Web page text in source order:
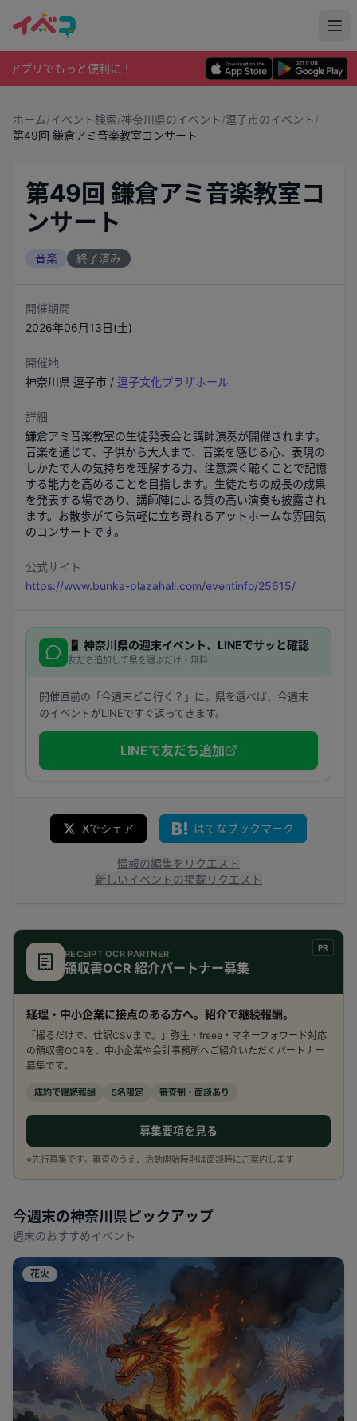
アプリでもっと便利に！
ホーム/イベント検索/神奈川県のイベント/逗子市のイベント/
第49回 鎌倉アミ音楽教室コンサート
第49回 鎌倉アミ音楽教室コ
ンサート
音楽 終了済み
開催期間
2026年06月13日(土)
開催地
神奈川県 逗子市 / 逗子文化プラザホール
詳細
鎌倉アミ音楽教室の生徒発表会と講師演奏が開催されます。
音楽を通じて、子供から大人まで、音楽を感じる心、表現の
しかたで人の気持ちを理解する力、注意深く聴くことで記憶
する能力を高めることを目指します。生徒たちの成長の成果
を発表する場であり、講師陣による質の高い演奏も披露され
ます。お散歩がてら気軽に立ち寄れるアットホームな雰囲気
のコンサートです。
公式サイト
https://www.bunka-plazahall.com/eventinfo/25615/
📱 神奈川県の週末イベント、LINEでサッと確認
友だち追加して県を選ぶだけ・無料
開催直前の「今週末どこ行く？」に。県を選べば、今週末
のイベントがLINEですぐ返ってきます。
LINEで友だち追加
Xでシェア はてなブックマーク
情報の編集をリクエスト
新しいイベントの掲載リクエスト
PR
RECEIPT OCR PARTNER
領収書OCR 紹介パートナー募集
経理・中小企業に接点のある方へ。紹介で継続報酬。
「撮るだけで、仕訳CSVまで。」弥生・freee・マネーフォワード対応
の領収書OCRを、中小企業や会計事務所へご紹介いただくパートナー
募集です。
成約で継続報酬 5名限定 審査制・面談あり
募集要項を見る
※先行募集です。審査のうえ、活動開始時期は面談時にご案内します
今週末の神奈川県 ピックアップ
週末のおすすめイベント
花火